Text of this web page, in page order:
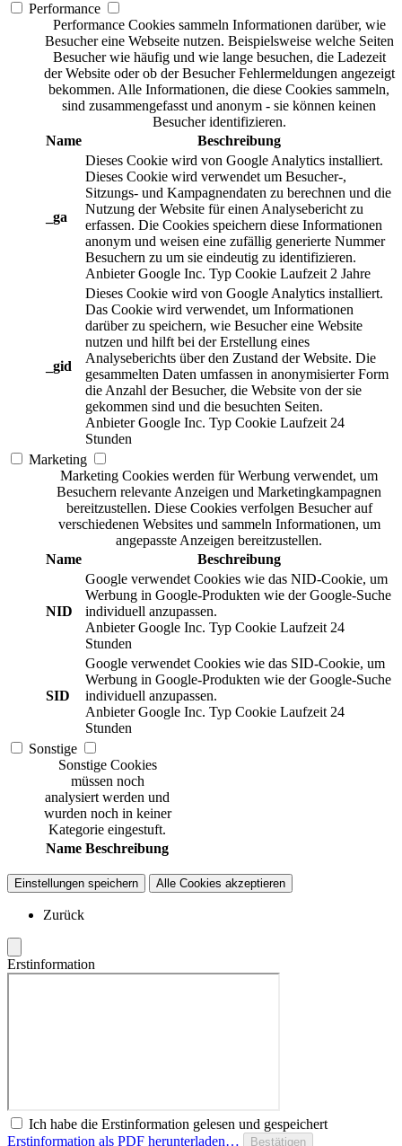
Performance
Performance Cookies sammeln Informationen darüber, wie
Besucher eine Webseite nutzen. Beispielsweise welche Seiten
Besucher wie häufig und wie lange besuchen, die Ladezeit
der Website oder ob der Besucher Fehlermeldungen angezeigt
bekommen. Alle Informationen, die diese Cookies sammeln,
sind zusammengefasst und anonym - sie können keinen
Besucher identifizieren.
Name
Beschreibung
_ga
Dieses Cookie wird von Google Analytics installiert.
Dieses Cookie wird verwendet um Besucher-,
Sitzungs- und Kampagnendaten zu berechnen und die
Nutzung der Website für einen Analysebericht zu
erfassen. Die Cookies speichern diese Informationen
anonym und weisen eine zufällig generierte Nummer
Besuchern zu um sie eindeutig zu identifizieren.
Anbieter Google Inc. Typ Cookie Laufzeit 2 Jahre
_gid
Dieses Cookie wird von Google Analytics installiert.
Das Cookie wird verwendet, um Informationen
darüber zu speichern, wie Besucher eine Website
nutzen und hilft bei der Erstellung eines
Analyseberichts über den Zustand der Website. Die
gesammelten Daten umfassen in anonymisierter Form
die Anzahl der Besucher, die Website von der sie
gekommen sind und die besuchten Seiten.
Anbieter Google Inc. Typ Cookie Laufzeit 24
Stunden
Marketing
Marketing Cookies werden für Werbung verwendet, um
Besuchern relevante Anzeigen und Marketingkampagnen
bereitzustellen. Diese Cookies verfolgen Besucher auf
verschiedenen Websites und sammeln Informationen, um
angepasste Anzeigen bereitzustellen.
Name
Beschreibung
NID
Google verwendet Cookies wie das NID-Cookie, um
Werbung in Google-Produkten wie der Google-Suche
individuell anzupassen.
Anbieter Google Inc. Typ Cookie Laufzeit 24
Stunden
SID
Google verwendet Cookies wie das SID-Cookie, um
Werbung in Google-Produkten wie der Google-Suche
individuell anzupassen.
Anbieter Google Inc. Typ Cookie Laufzeit 24
Stunden
Sonstige
Sonstige Cookies
müssen noch
analysiert werden und
wurden noch in keiner
Kategorie eingestuft.
Name Beschreibung
Einstellungen speichern Alle Cookies akzeptieren
Zurück
Erstinformation
Ich habe die Erstinformation gelesen und gespeichert
Erstinformation als PDF herunterladen…
Bestätigen